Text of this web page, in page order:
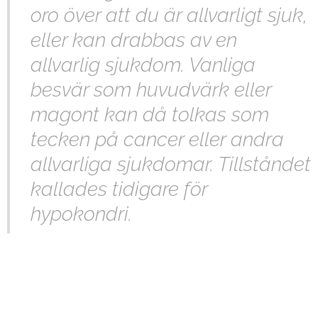
oro över att du är allvarligt sjuk,
eller kan drabbas av en
allvarlig sjukdom. Vanliga
besvär som huvudvärk eller
magont kan då tolkas som
tecken på cancer eller andra
allvarliga sjukdomar. Tillståndet
kallades tidigare för
hypokondri.